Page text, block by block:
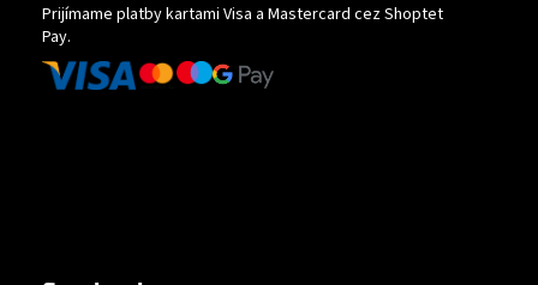
Prijímame platby kartami Visa a Mastercard cez Shoptet
Pay.